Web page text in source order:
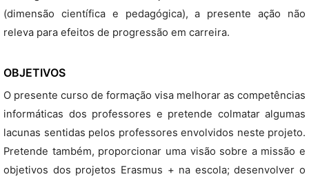
(dimensão científica e pedagógica), a presente ação não
releva para efeitos de progressão em carreira.
OBJETIVOS
O presente curso de formação visa melhorar as competências
informáticas dos professores e pretende colmatar algumas
lacunas sentidas pelos professores envolvidos neste projeto.
Pretende também, proporcionar uma visão sobre a missão e
objetivos dos projetos Erasmus + na escola; desenvolver o